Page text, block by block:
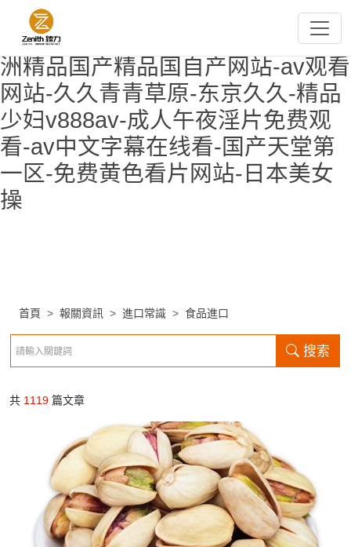
欧美午夜精品-超碰小说-国产片91-
国产精品自拍第一页-国产六区-亚
洲精品国产精品国自产网站-av观看
网站-久久青青草原-东京久久-精品
少妇v888av-成人午夜淫片免费观
看-av中文字幕在线看-国产天堂第
一区-免费黄色看片网站-日本美女
操
首頁 報關資訊 進口常識 食品進口
搜索
共 1119 篇文章